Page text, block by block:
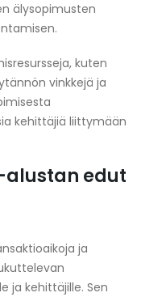
älysopimusten
kuten
vinkkejä ja
kehittäjiä liittymään
alustan edut
ja
ja kehittäjille. Sen